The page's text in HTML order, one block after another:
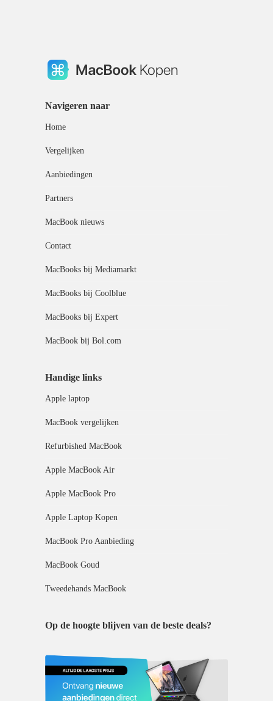
Navigeren naar
Home
Vergelijken
Aanbiedingen
Partners
MacBook nieuws
Contact
MacBooks bij Mediamarkt
MacBooks bij Coolblue
MacBooks bij Expert
MacBook bij Bol.com
Handige links
Apple laptop
MacBook vergelijken
Refurbished MacBook
Apple MacBook Air
Apple MacBook Pro
Apple Laptop Kopen
MacBook Pro Aanbieding
MacBook Goud
Tweedehands MacBook
Op de hoogte blijven van de beste deals?